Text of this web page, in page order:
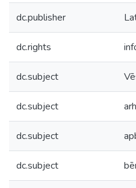
dc.publisher
dc.rights
dc.subject
dc.subject
dc.subject
dc.subject